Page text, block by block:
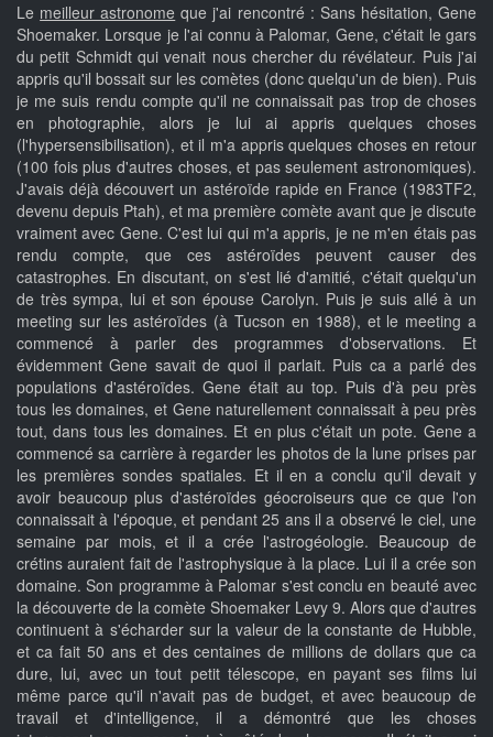
Le meilleur astronome que j'ai rencontré : Sans hésitation, Gene
Shoemaker. Lorsque je l'ai connu à Palomar, Gene, c'était le gars
du petit Schmidt qui venait nous chercher du révélateur. Puis j'ai
appris qu'il bossait sur les comètes (donc quelqu'un de bien). Puis
je me suis rendu compte qu'il ne connaissait pas trop de choses
en photographie, alors je lui ai appris quelques choses
(l'hypersensibilisation), et il m'a appris quelques choses en retour
(100 fois plus d'autres choses, et pas seulement astronomiques).
J'avais déjà découvert un astéroïde rapide en France (1983TF2,
devenu depuis Ptah), et ma première comète avant que je discute
vraiment avec Gene. C'est lui qui m'a appris, je ne m'en étais pas
rendu compte, que ces astéroïdes peuvent causer des
catastrophes. En discutant, on s'est lié d'amitié, c'était quelqu'un
de très sympa, lui et son épouse Carolyn. Puis je suis allé à un
meeting sur les astéroïdes (à Tucson en 1988), et le meeting a
commencé à parler des programmes d'observations. Et
évidemment Gene savait de quoi il parlait. Puis ca a parlé des
populations d'astéroïdes. Gene était au top. Puis d'à peu près
tous les domaines, et Gene naturellement connaissait à peu près
tout, dans tous les domaines. Et en plus c'était un pote. Gene a
commencé sa carrière à regarder les photos de la lune prises par
les premières sondes spatiales. Et il en a conclu qu'il devait y
avoir beaucoup plus d'astéroïdes géocroiseurs que ce que l'on
connaissait à l'époque, et pendant 25 ans il a observé le ciel, une
semaine par mois, et il a crée l'astrogéologie. Beaucoup de
crétins auraient fait de l'astrophysique à la place. Lui il a crée son
domaine. Son programme à Palomar s'est conclu en beauté avec
la découverte de la comète Shoemaker Levy 9. Alors que d'autres
continuent à s'écharder sur la valeur de la constante de Hubble,
et ca fait 50 ans et des centaines de millions de dollars que ca
dure, lui, avec un tout petit télescope, en payant ses films lui
même parce qu'il n'avait pas de budget, et avec beaucoup de
travail et d'intelligence, il a démontré que les choses